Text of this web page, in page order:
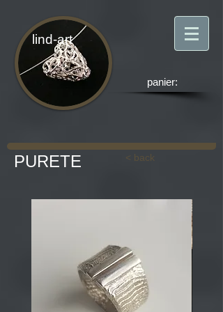
lind-art
panier:
PURETE < back